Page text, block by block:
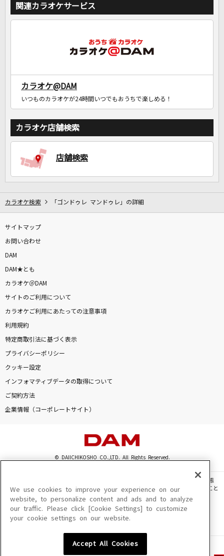
関連カラオケサービス
カラオケ@DAM
いつものカラオケが24時間いつでもおうちで楽しめる！
カラオケ店舗検索
店舗検索
カラオケ検索 「ゴンドゥレ マンドゥレ」の詳細
サイトマップ
お問い合わせ
DAM
DAM★とも
カラオケ＠DAM
サイトのご利用について
カラオケご利用にあたっての注意事項
利用規約
特定商取引法に基づく表示
プライバシーポリシー
クッキー設定
インフォマティブデータの取得について
ご契約方法
企業情報（コーポレートサイト）
© DAIICHIKOSHO CO.,LTD. All Rights Reserved.
このサイトに掲載されている一切の文章・画像・写真・動画・音声等を、手段や形態
を問わず、著作権法の定める範囲を超えて無断で複製、転載、ファイル化などすること
を禁じます。
楽曲及びコンテンツは、機種によりご利用いただけない場合があります。
楽曲及びコンテンツの配信日、配信内容が変更になる場合があります。
We use cookies to improve your experience on our
website, to personalize content and ads and to analyze
our traffic. Please click [Cookie Settings] to customize
your cookie settings on our website.
Accept All Cookies